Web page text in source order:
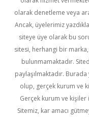
olarak denetleme veya
Ancak, üyelerimiz
siteye üye olarak bu
sitesi, herhangi bir
bulunmamaktadır.
paylaşılmaktadır.
olup, gerçek kurum ve
Gerçek kurum ve
Sitemiz, kar amacı